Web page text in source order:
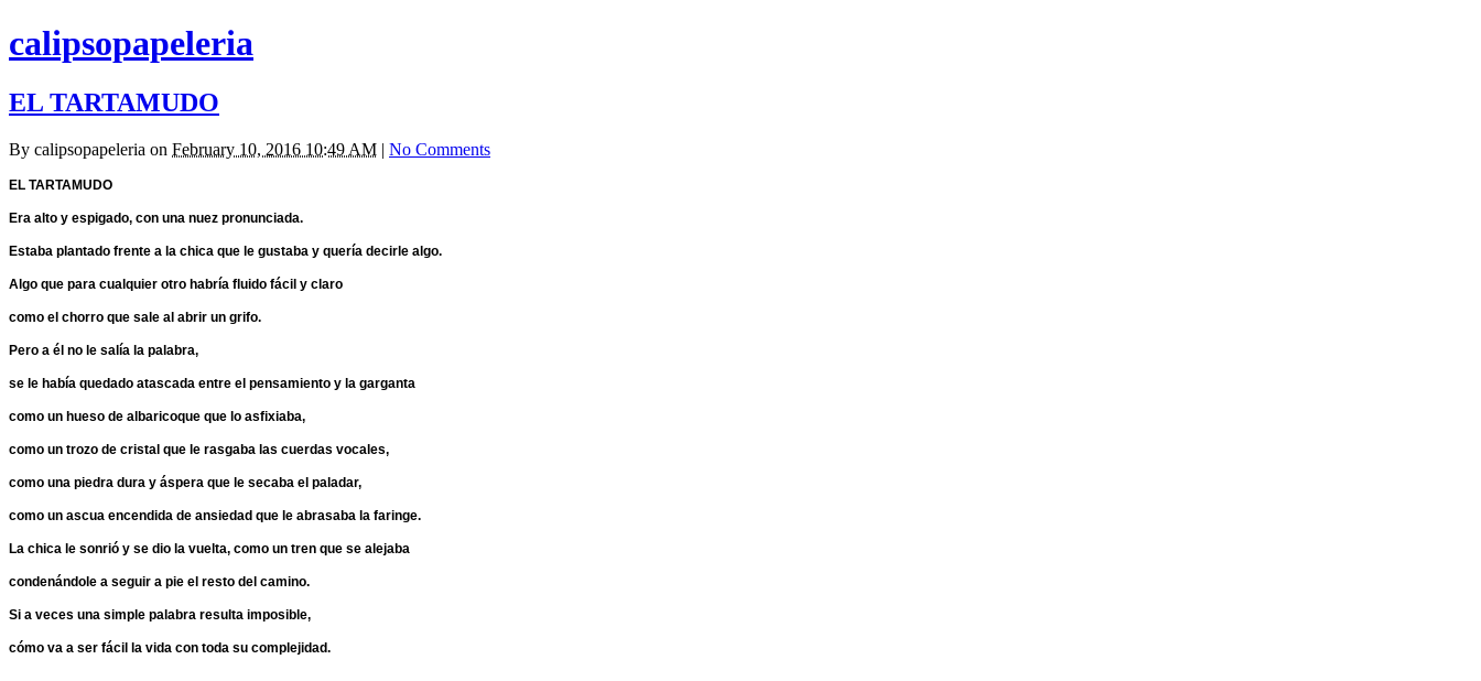
calipsopapeleria
EL TARTAMUDO
By calipsopapeleria on February 10, 2016 10:49 AM | No Comments
EL TARTAMUDO
Era alto y espigado, con una nuez pronunciada.
Estaba plantado frente a la chica que le gustaba y quería decirle algo.
Algo que para cualquier otro habría fluido fácil y claro
como el chorro que sale al abrir un grifo.
Pero a él no le salía la palabra,
se le había quedado atascada entre el pensamiento y la garganta
como un hueso de albaricoque que lo asfixiaba,
como un trozo de cristal que le rasgaba las cuerdas vocales,
como una piedra dura y áspera que le secaba el paladar,
como un ascua encendida de ansiedad que le abrasaba la faringe.
La chica le sonrió y se dio la vuelta, como un tren que se alejaba
condenándole a seguir a pie el resto del camino.
Si a veces una simple palabra resulta imposible,
cómo va a ser fácil la vida con toda su complejidad.